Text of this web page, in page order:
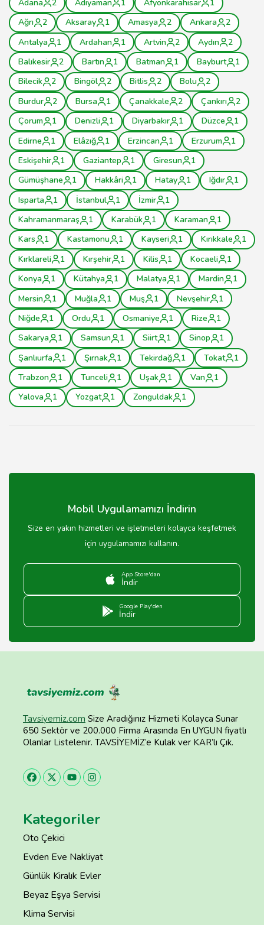
Adana 2 Adıyaman 1 Afyonkarahisar
1
Ağrı
2 Aksaray 1 Amasya 2 Ankara
2
Antalya
1 Ardahan 1 Artvin 2 Aydın
2
Balıkesir
2 Bartın 1 Batman 1 Bayburt
1
Bilecik
2 Bingöl 2 Bitlis 2 Bolu
2
Burdur
2 Bursa 1 Çanakkale 2 Çankırı
2
Çorum
1 Denizli 1 Diyarbakır 1 Düzce
1
Edirne
1 Elâzığ 1 Erzincan 1 Erzurum
1
Eskişehir
1 Gaziantep 1 Giresun
1
Gümüşhane
1 Hakkâri 1 Hatay 1 Iğdır
1
Isparta
1 İstanbul 1 İzmir
1
Kahramanmaraş
1 Karabük 1 Karaman
1
Kars
1 Kastamonu 1 Kayseri 1 Kırıkkale
1
Kırklareli
1 Kırşehir 1 Kilis 1 Kocaeli
1
Konya
1 Kütahya 1 Malatya 1 Mardin
1
Mersin
1 Muğla 1 Muş 1 Nevşehir
1
Niğde
1 Ordu 1 Osmaniye 1 Rize
1
Sakarya
1 Samsun 1 Siirt 1 Sinop
1
Şanlıurfa
1 Şırnak 1 Tekirdağ 1 Tokat
1
Trabzon
1 Tunceli 1 Uşak 1 Van
1
Yalova
1 Yozgat 1 Zonguldak 1
Mobil Uygulamamızı İndirin
Size en yakın hizmetleri ve işletmeleri kolayca keşfetmek
için uygulamamızı kullanın.
App Store'dan
İndir
Google Play'den
İndir
Tavsiyemiz.com Size Aradığınız Hizmeti Kolayca Sunar
650 Sektör ve 200.000 Firma Arasında En UYGUN fiyatlı
Olanlar Listelenir. TAVSİYEMİZ’e Kulak ver KAR’lı Çık.
Kategoriler
Oto Çekici
Evden Eve Nakliyat
Günlük Kiralık Evler
Beyaz Eşya Servisi
Klima Servisi